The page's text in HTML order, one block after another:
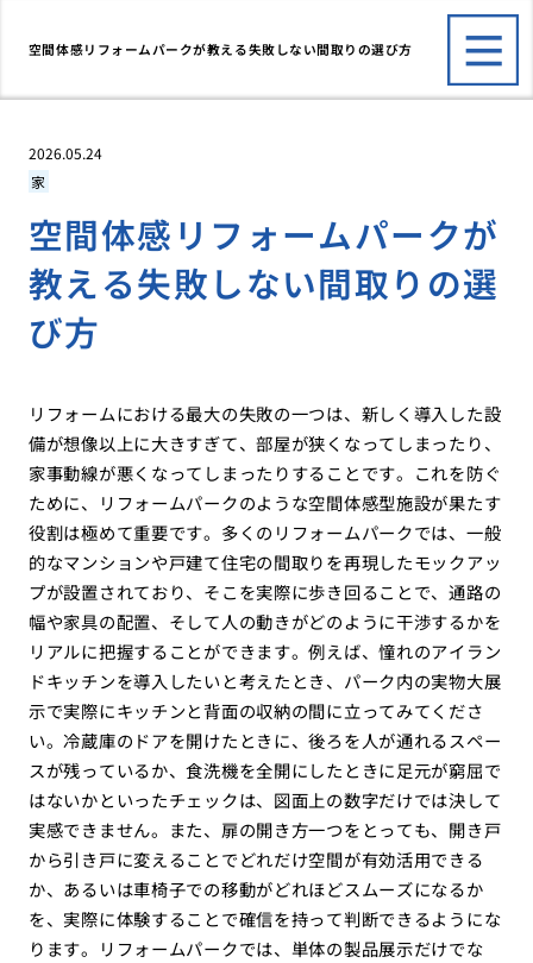
空間体感リフォームパークが教える失敗しない間取りの選び方
2026.05.24
家
空間体感リフォームパークが
教える失敗しない間取りの選
び方
リフォームにおける最大の失敗の一つは、新しく導入した設
備が想像以上に大きすぎて、部屋が狭くなってしまったり、
家事動線が悪くなってしまったりすることです。これを防ぐ
ために、リフォームパークのような空間体感型施設が果たす
役割は極めて重要です。多くのリフォームパークでは、一般
的なマンションや戸建て住宅の間取りを再現したモックアッ
プが設置されており、そこを実際に歩き回ることで、通路の
幅や家具の配置、そして人の動きがどのように干渉するかを
リアルに把握することができます。例えば、憧れのアイラン
ドキッチンを導入したいと考えたとき、パーク内の実物大展
示で実際にキッチンと背面の収納の間に立ってみてくださ
い。冷蔵庫のドアを開けたときに、後ろを人が通れるスペー
スが残っているか、食洗機を全開にしたときに足元が窮屈で
はないかといったチェックは、図面上の数字だけでは決して
実感できません。また、扉の開き方一つをとっても、開き戸
から引き戸に変えることでどれだけ空間が有効活用できる
か、あるいは車椅子での移動がどれほどスムーズになるか
を、実際に体験することで確信を持って判断できるようにな
ります。リフォームパークでは、単体の製品展示だけでな